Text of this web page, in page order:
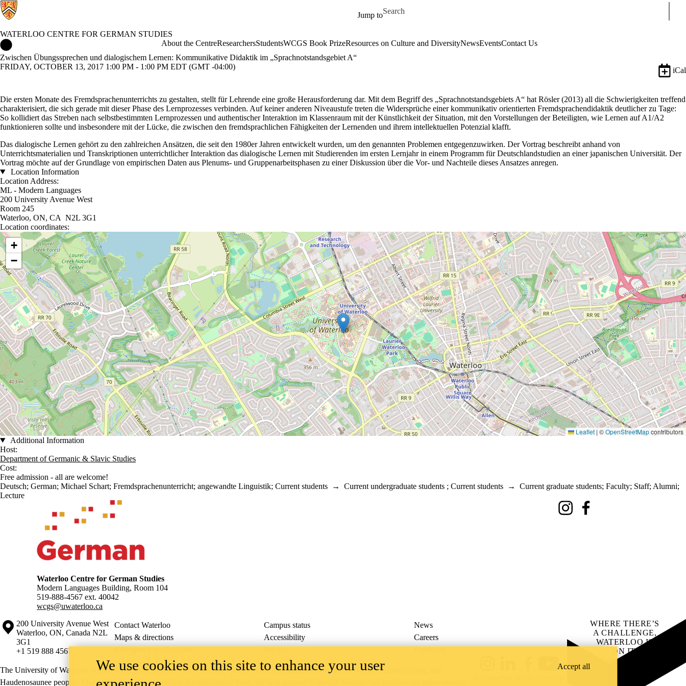
Jump to
Search for
WATERLOO CENTRE FOR GERMAN STUDIES
About the CentreResearchersStudentsWCGS Book PrizeResources on Culture and DiversityNewsEventsContact Us
Zwischen Übungssprechen und dialogischem Lernen: Kommunikative Didaktik im „Sprachnotstandsgebiet A“
FRIDAY, OCTOBER 13, 2017 1:00 PM - 1:00 PM EDT (GMT -04:00)
iCal
Die ersten Monate des Fremdsprachenunterrichts zu gestalten, stellt für Lehrende eine große Herausforderung dar. Mit dem Begriff des „Sprachnotstandsgebiets A“ hat Rösler (2013) all die Schwierigkeiten treffend
charakterisiert, die sich gerade mit dieser Phase des Lernprozesses verbinden. Auf keiner anderen Niveaustufe treten die Widersprüche einer kommunikativ orientierten Fremdsprachendidaktik deutlicher zu Tage:
So kollidiert das Streben nach selbstbestimmten Lernprozessen und authentischer Interaktion im Klassenraum mit der Künstlichkeit der Situation, mit den Vorstellungen der Beteiligten, wie Lernen auf A1/A2
funktionieren sollte und insbesondere mit der Lücke, die zwischen den fremdsprachlichen Fähigkeiten der Lernenden und ihrem intellektuellen Potenzial klafft.
Das dialogische Lernen gehört zu den zahlreichen Ansätzen, die seit den 1980er Jahren entwickelt wurden, um den genannten Problemen entgegenzuwirken. Der Vortrag beschreibt anhand von
Unterrichtsmaterialien und Transkriptionen unterrichtlicher Interaktion das dialogische Lernen mit Studierenden im ersten Lernjahr in einem Programm für Deutschlandstudien an einer japanischen Universität. Der
Vortrag möchte auf der Grundlage von empirischen Daten aus Plenums- und Gruppenarbeitsphasen zu einer Diskussion über die Vor- und Nachteile dieses Ansatzes anregen.
Location Information
Location Address:
ML - Modern Languages
200 University Avenue West
Room 245
Waterloo, ON, CA N2L 3G1
Location coordinates:
Location coordinates
+
−
Leaflet | ©OpenStreetMapcontributors
Additional Information
Host:
Department of Germanic & Slavic Studies
Cost:
Free admission - all are welcome!
Deutsch; German; Michael Schart; Fremdsprachenunterricht; angewandte Linguistik; Current students → Current undergraduate students ; Current students → Current graduate students; Faculty; Staff; Alumni;
Lecture
Information about Waterloo Centre for German Studies
Instagram
Waterloo Centre for German Studies
Modern Languages Building, Room 104
519-888-4567 ext. 40042
wcgs@uwaterloo.ca
Information about the University of Waterloo
Campus map
200 University Avenue West
Waterloo, ON, Canada N2L
3G1
+1 519 888 4567
Contact Waterloo Campus status
News
Maps & directions
Accessibility
Careers
Emergency notifications
Privacy Feedback
The University of Waterloo acknowledges that much of our work takes place on the traditional territory of the Neutral, Anishinaabeg, and
Haudenosaunee peoples. Our main campus is situated on the Haldimand Tract, the land granted to the Six Nations that includes six miles on each
YouTube
WHERE THERE’S
A CHALLENGE,
WATERLOO IS
ON IT.
Learn how →
We use cookies on this site to enhance your user
Accept all